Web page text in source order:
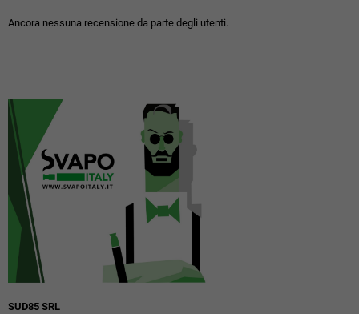
Ancora nessuna recensione da parte degli utenti.
SUD85 SRL